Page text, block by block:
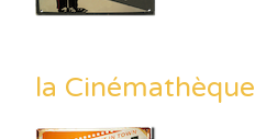
la Cinémathèque